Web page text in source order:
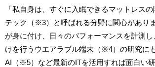
「私自身は、すぐに入眠できるマットレス
テック（※3）と呼ばれる分野に関心があり
が身に付け、日々のパフォーマンスを計測
けを行うウエアラブル端末（※4）の研究に
AI（※5）など最新のITを活用すれば面白い